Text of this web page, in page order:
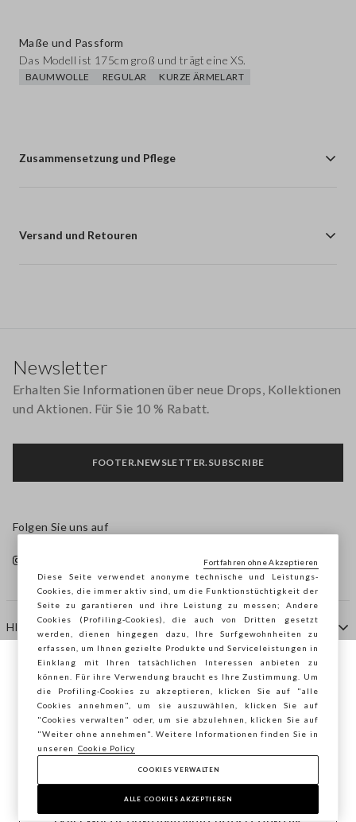
Maße und Passform
Das Modell ist 175cm groß und trägt eine XS.
BAUMWOLLE REGULAR KURZE ÄRMELART
Zusammensetzung und Pflege
Versand und Retouren
HILFE
AGENTUR
KONTAKTE
Newsletter
Erhalten Sie Informationen über neue Drops, Kollektionen
und Aktionen. Für Sie 10 % Rabatt.
FOOTER.NEWSLETTER.SUBSCRIBE
Folgen Sie uns auf
Copyright © Ovs S.p.A. MwSt.-Nr. 04240010274 - Kap.
Kap. 290.923.470 -2.4.0
Sie surfen auf der Seite von STEFANEL
Österreich, möchten Sie Ihren Standort
speichern?
BESTÄTIGEN
Diese Seite verwendet anonyme technische und Leistungs-
Cookies, die immer aktiv sind, um die Funktionstüchtigkeit der
Seite zu garantieren und ihre Leistung zu messen; Andere
Cookies (Profiling-Cookies), die auch von Dritten gesetzt
werden, dienen hingegen dazu, Ihre Surfgewohnheiten zu
erfassen, um Ihnen gezielte Produkte und Serviceleistungen in
Einklang mit Ihren tatsächlichen Interessen anbieten zu
können. Für ihre Verwendung braucht es Ihre Zustimmung. Um
die Profiling-Cookies zu akzeptieren, klicken Sie auf "alle
Cookies annehmen", um sie auszuwählen, klicken Sie auf
"Cookies verwalten" oder, um sie abzulehnen, klicken Sie auf
"Weiter ohne annehmen". Weitere Informationen finden Sie in
unseren
Cookie Policy
COOKIES VERWALTEN
ALLE COOKIES AKZEPTIEREN
Fortfahren ohne Akzeptieren